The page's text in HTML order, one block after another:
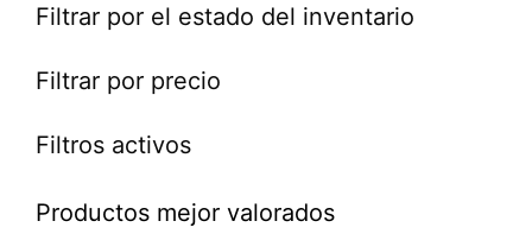
Filtrar por el estado del inventario
Filtrar por precio
Filtros activos
Productos mejor valorados